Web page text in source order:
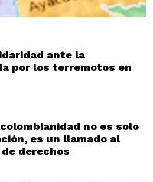
ante la
por los terremotos en
no es solo
es un llamado al
derechos